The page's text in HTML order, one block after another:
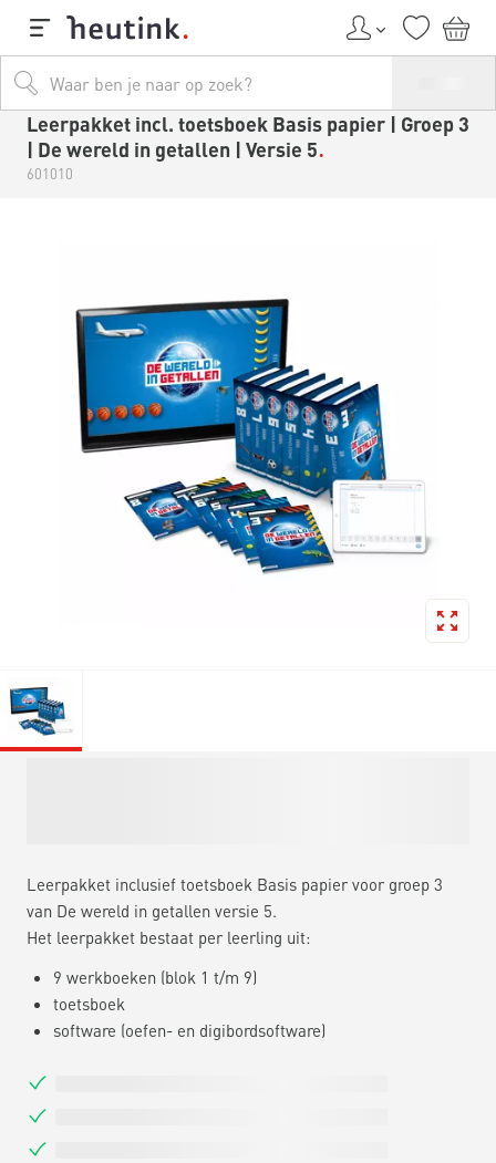
Leerpakket incl. toetsboek Basis papier | Groep 3
| De wereld in getallen | Versie 5
601010
Leerpakket inclusief toetsboek Basis papier voor groep 3
van De wereld in getallen versie 5.
Het leerpakket bestaat per leerling uit:
9 werkboeken (blok 1 t/m 9)
toetsboek
software (oefen- en digibordsoftware)